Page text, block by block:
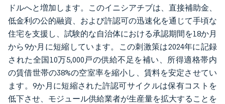
ドルへと増加します。このイニシアチブは、直接補助金、
低金利の公的融資、および許認可の迅速化を通じて手頃な
住宅を支援し、試験的な自治体における承認期間を18か月
から9か月に短縮しています。この刺激策は2024年に記録
された全国10万5,000戸の供給不足を補い、所得適格帯内
の賃借世帯の38%の空室率を縮小し、賃料を安定させてい
ます。9か月に短縮された許認可サイクルは保有コストを
低下させ、モジュール供給業者が生産量を拡大することを